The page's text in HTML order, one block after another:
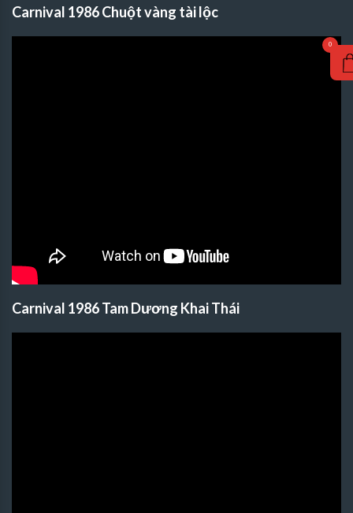
Carnival 1986 Chuột vàng tài lộc
Carnival 1986 Tam Dương Khai Thái